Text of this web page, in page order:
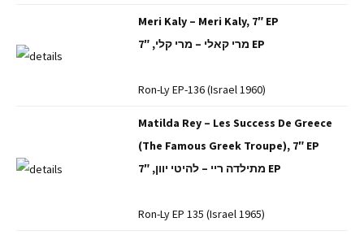
Meri Kaly – Meri Kaly, 7″ EP
מרי קאלי – מרי קלי, 7″ EP
Ron-Ly EP-136 (Israel 1960)
Matilda Rey – Les Success De Greece
(The Famous Greek Troupe), 7″ EP
מתילדה ריי – להיטי יוון, 7″ EP
Ron-Ly EP 135 (Israel 1965)